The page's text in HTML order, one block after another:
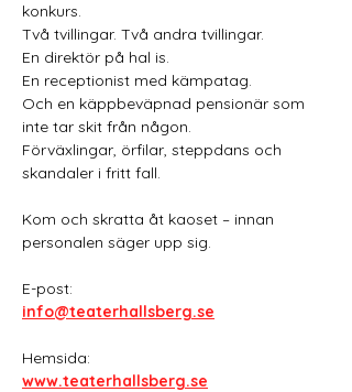
konkurs.
Två tvillingar. Två andra tvillingar.
En direktör på hal is.
En receptionist med kämpatag.
Och en käppbeväpnad pensionär som
inte tar skit från någon.
Förväxlingar, örfilar, steppdans och
skandaler i fritt fall.
Kom och skratta åt kaoset – innan
personalen säger upp sig.
E-post:
info@teaterhallsberg.se
Hemsida:
www.teaterhallsberg.se